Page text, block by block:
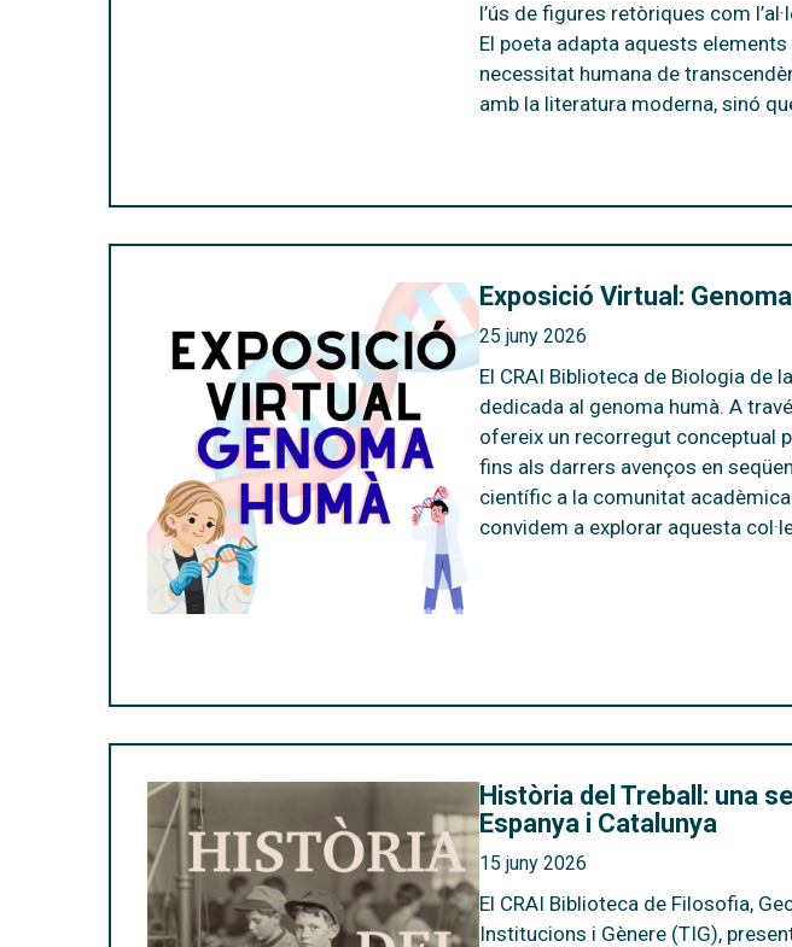
l’ús de figures retòriques com
El poeta adapta aquests
necessitat humana de
amb la literatura moderna, sinó
Exposició Virtual:
25 juny 2026
El CRAI Biblioteca de Biologia de
dedicada al genoma humà. A
ofereix un recorregut conceptual
fins als darrers avenços en
científic a la comunitat
convidem a explorar aquesta
Història del Treball: una
Espanya i Catalunya
15 juny 2026
El CRAI Biblioteca de Filosofia,
Institucions i Gènere (TIG),